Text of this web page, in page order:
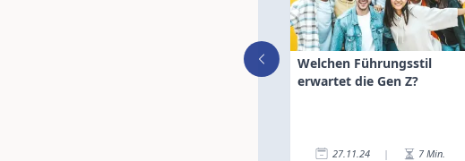
Welchen Führungsstil
erwartet die Gen Z?
27.11.24 | 7 Min.